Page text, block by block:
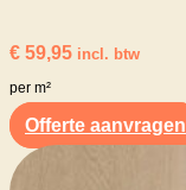
€ 59,95 incl. btw
per m²
Offerte aanvragen